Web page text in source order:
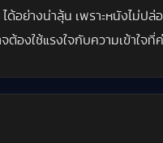
อย่างน่าลุ้น เพราะหนังไม่ป
ต้องใช้แรงใจกับความเข้าใ